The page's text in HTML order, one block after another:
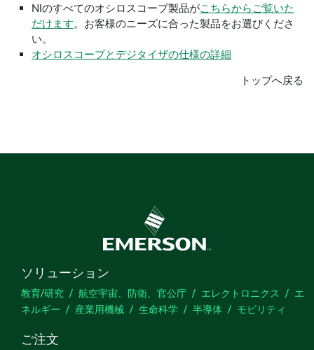
NIのすべてのオシロスコープ製品がこちらからご覧いた
だけます。お客様のニーズに合った製品をお選びくださ
い。
オシロスコープとデジタイザの仕様の詳細
トップへ戻る
ソリューション
教育/研究 航空宇宙、防衛、官公庁 エレクトロニクス
エ
ネルギー
産業用機械 生命科学 半導体 モビリティ
ご注文